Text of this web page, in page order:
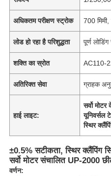
अधिकतम परीक्षण स्ट्रोक 700
लोड हो रहा है परिशुद्धता पूर्ण
शक्ति का स्रोत AC110-
अतिरिक्त सेवा ग्राहक
हाई लाइट:
सर्वो
यूनिवर्सल
स्थिर
±0.5% सटीकता, स्थिर क्लैंपिंग
सर्वो मोटर संचालित UP-2000
वर्णन: